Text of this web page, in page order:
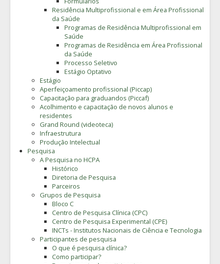
Residência Multiprofissional e em Área Profissional
da Saúde
Programas de Residência Multiprofissional em
Saúde
Programas de Residência em Área Profissional
da Saúde
Processo Seletivo
Estágio Optativo
Estágio
Aperfeiçoamento profissional (Piccap)
Capacitação para graduandos (Piccaf)
Acolhimento e capacitação de novos alunos e
residentes
Grand Round (videoteca)
Infraestrutura
Produção Intelectual
Pesquisa
A Pesquisa no HCPA
Histórico
Diretoria de Pesquisa
Parceiros
Grupos de Pesquisa
Bloco C
Centro de Pesquisa Clínica (CPC)
Centro de Pesquisa Experimental (CPE)
INCTs - Institutos Nacionais de Ciência e Tecnologia
Participantes de pesquisa
O que é pesquisa clínica?
Como participar?